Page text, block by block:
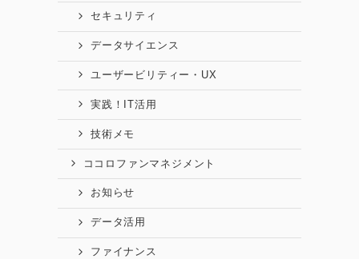
セキュリティ
データサイエンス
ユーザービリティー・UX
実践！IT活用
技術メモ
ココロファンマネジメント
お知らせ
データ活用
ファイナンス